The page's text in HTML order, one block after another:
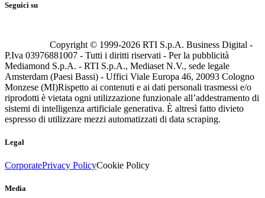
Seguici su
Copyright © 1999-2026 RTI S.p.A. Business Digital -
P.Iva 03976881007 - Tutti i diritti riservati - Per la pubblicità
Mediamond S.p.A. - RTI S.p.A., Mediaset N.V., sede legale
Amsterdam (Paesi Bassi) - Uffici Viale Europa 46, 20093 Cologno
Monzese (MI)Rispetto ai contenuti e ai dati personali trasmessi e/o
riprodotti è vietata ogni utilizzazione funzionale all’addestramento di
sistemi di intelligenza artificiale generativa. È altresì fatto divieto
espresso di utilizzare mezzi automatizzati di data scraping.
Legal
CorporatePrivacy PolicyCookie Policy
Media